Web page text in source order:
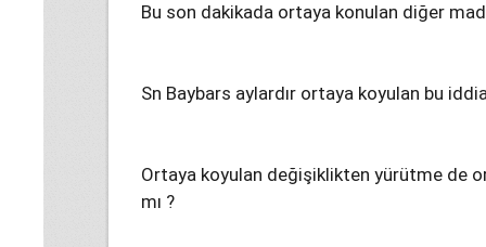
Bu son dakikada ortaya konulan diğer
Sn Baybars aylardır ortaya koyulan bu
Ortaya koyulan değişiklikten yürütme de
mı ?